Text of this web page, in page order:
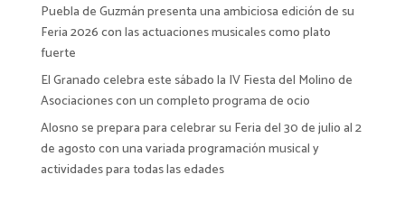
Puebla de Guzmán presenta una ambiciosa edición de su
Feria 2026 con las actuaciones musicales como plato
fuerte
El Granado celebra este sábado la IV Fiesta del Molino de
Asociaciones con un completo programa de ocio
Alosno se prepara para celebrar su Feria del 30 de julio al 2
de agosto con una variada programación musical y
actividades para todas las edades